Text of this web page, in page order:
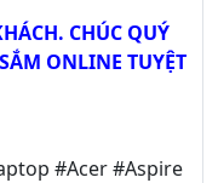
CHÚC QUÝ
ONLINE TUYỆT
#Acer #Aspire